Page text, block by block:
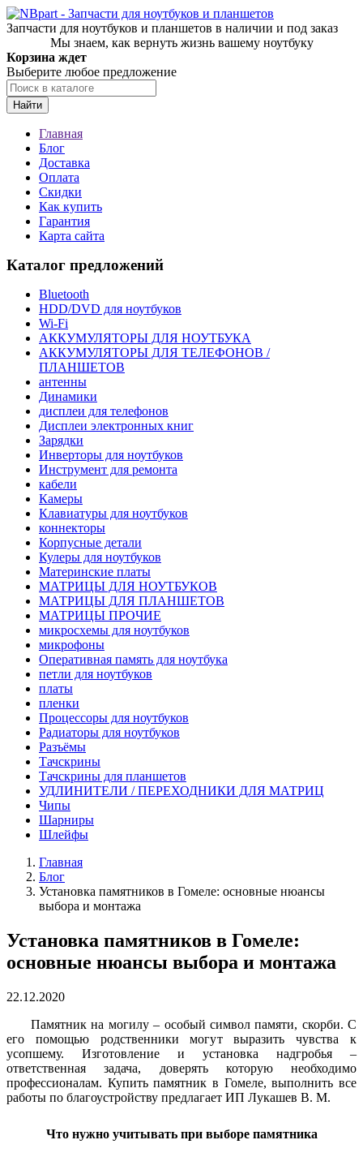
Запчасти для ноутбуков и планшетов в наличии и под заказ
Мы знаем, как вернуть жизнь вашему ноутбуку
Корзина ждет
Выберите любое предложение
Найти
Главная
Блог
Доставка
Оплата
Скидки
Как купить
Гарантия
Карта сайта
Каталог предложений
Bluetooth
HDD/DVD для ноутбуков
Wi-Fi
АККУМУЛЯТОРЫ ДЛЯ НОУТБУКА
АККУМУЛЯТОРЫ ДЛЯ ТЕЛЕФОНОВ /
ПЛАНШЕТОВ
антенны
Динамики
дисплеи для телефонов
Дисплеи электронных книг
Зарядки
Инверторы для ноутбуков
Инструмент для ремонта
кабели
Камеры
Клавиатуры для ноутбуков
коннекторы
Корпусные детали
Кулеры для ноутбуков
Материнские платы
МАТРИЦЫ ДЛЯ НОУТБУКОВ
МАТРИЦЫ ДЛЯ ПЛАНШЕТОВ
МАТРИЦЫ ПРОЧИЕ
микросхемы для ноутбуков
микрофоны
Оперативная память для ноутбука
петли для ноутбуков
платы
пленки
Процессоры для ноутбуков
Радиаторы для ноутбуков
Разъёмы
Тачскрины
Тачскрины для планшетов
УДЛИНИТЕЛИ / ПЕРЕХОДНИКИ ДЛЯ МАТРИЦ
Чипы
Шарниры
Шлейфы
Главная
Блог
Установка памятников в Гомеле: основные нюансы
выбора и монтажа
Установка памятников в Гомеле:
основные нюансы выбора и монтажа
22.12.2020
Памятник на могилу – особый символ памяти, скорби. С
его помощью родственники могут выразить чувства к
усопшему. Изготовление и установка надгробья –
ответственная задача, доверять которую необходимо
профессионалам. Купить памятник в Гомеле, выполнить все
работы по благоустройству предлагает ИП Лукашев В. М.
Что нужно учитывать при выборе памятника